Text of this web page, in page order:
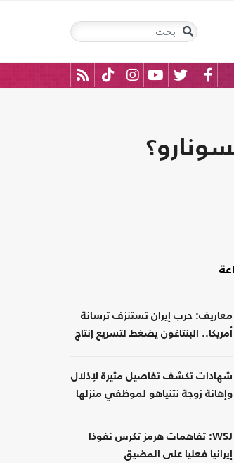
معاريف: حرب إيران تستنزف ترسانة
أمريكا.. البنتاغون يضغط لتسريع إنتاج
شهادات تكشف تفاصيل مثيرة لإذلال
وإهانة زوجة نتنياهو لموظفي منزلها
WSJ: تفاهمات هرمز تكرس نفوذا
إيرانيا فعليا على المضيق